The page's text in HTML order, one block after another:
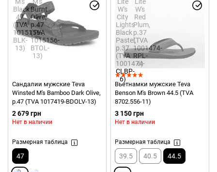
Сандалии мужские Teva
Winsted M's Bamboo Dark Olive,
р.47 (TVA 1017419-BDOLV-13)
2 679 грн
Нет в наличии
Размерная таблица
47
Вьетнамки мужские Teva
Benson M's Brown 44.5 (TVA
8702.556-11)
3 150 грн
Нет в наличии
Размерная таблица
39.5 40.5 44.5